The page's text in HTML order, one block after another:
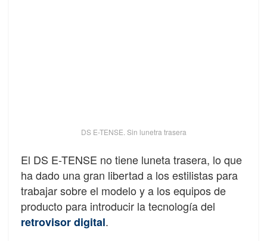
DS E-TENSE. Sin lunetra trasera
El DS E-TENSE no tiene luneta trasera, lo que
ha dado una gran libertad a los estilistas para
trabajar sobre el modelo y a los equipos de
producto para introducir la tecnología del
retrovisor digital.